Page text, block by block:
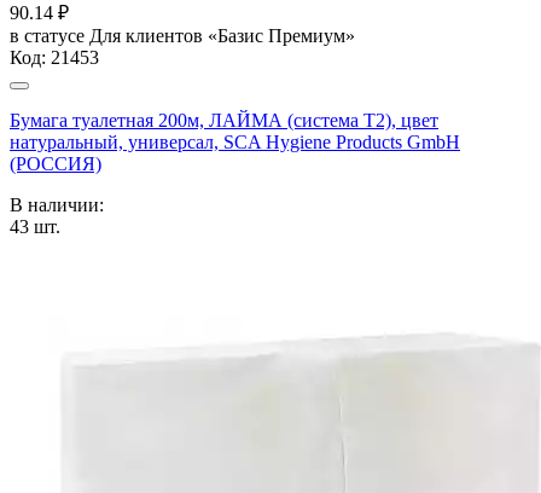
90.14 ₽
в статусе Для клиентов «Базис Премиум»
Код: 21453
Бумага туалетная 200м, ЛАЙМА (система Т2), цвет
натуральный, универсал, SCA Hygiene Products GmbH
(РОССИЯ)
В наличии:
43 шт.